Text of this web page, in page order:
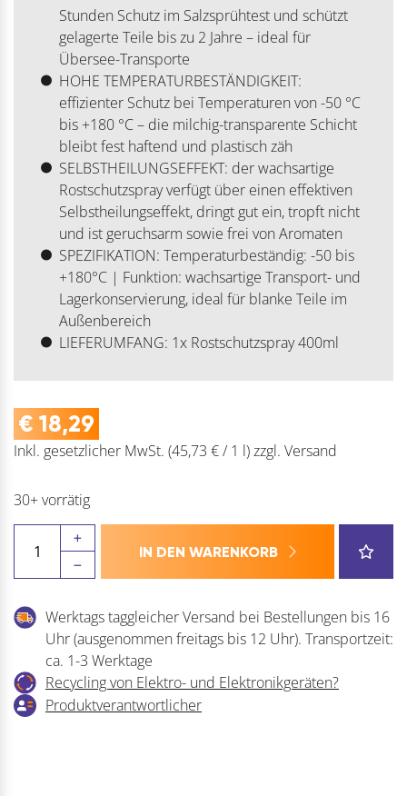
Stunden Schutz im Salzsprühtest und schützt
gelagerte Teile bis zu 2 Jahre – ideal für
Übersee-Transporte
HOHE TEMPERATURBESTÄNDIGKEIT:
effizienter Schutz bei Temperaturen von -50 °C
bis +180 °C – die milchig-transparente Schicht
bleibt fest haftend und plastisch zäh
SELBSTHEILUNGSEFFEKT: der wachsartige
Rostschutzspray verfügt über einen effektiven
Selbstheilungseffekt, dringt gut ein, tropft nicht
und ist geruchsarm sowie frei von Aromaten
SPEZIFIKATION: Temperaturbeständig: -50 bis
+180°C | Funktion: wachsartige Transport- und
Lagerkonservierung, ideal für blanke Teile im
Außenbereich
LIEFERUMFANG: 1x Rostschutzspray 400ml
€ 18,29
Inkl. gesetzlicher MwSt. (45,73 € / 1 l)zzgl. Versand
30+ vorrätig
Korrotech
3000
Menge
IN DEN WARENKORB
Werktags taggleicher Versand bei Bestellungen bis 16
Uhr (ausgenommen freitags bis 12 Uhr). Transportzeit:
ca. 1-3 Werktage
Recycling von Elektro- und Elektronikgeräten?
Produktverantwortlicher